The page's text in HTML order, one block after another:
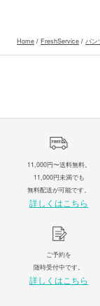
Home / FreshService / パン
11,000円〜送料無料。
11,000円未満でも
無料配送が可能です。
詳しくはこちら
ご予約を
随時受付中です。
詳しくはこちら